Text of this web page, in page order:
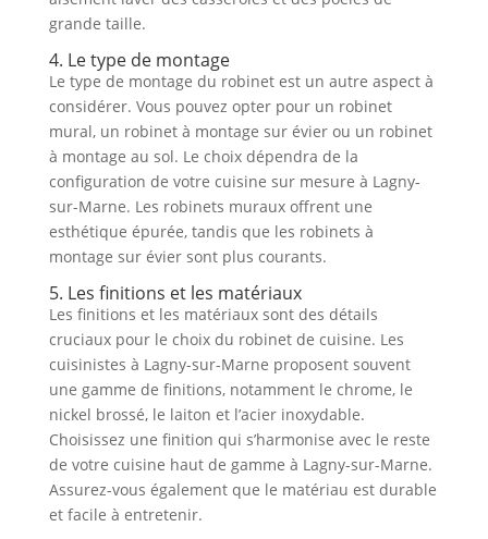
grande taille.
4. Le type de montage
Le type de montage du robinet est un autre aspect à
considérer. Vous pouvez opter pour un robinet
mural, un robinet à montage sur évier ou un robinet
à montage au sol. Le choix dépendra de la
configuration de votre cuisine sur mesure à Lagny-
sur-Marne. Les robinets muraux offrent une
esthétique épurée, tandis que les robinets à
montage sur évier sont plus courants.
5. Les finitions et les matériaux
Les finitions et les matériaux sont des détails
cruciaux pour le choix du robinet de cuisine. Les
cuisinistes à Lagny-sur-Marne proposent souvent
une gamme de finitions, notamment le chrome, le
nickel brossé, le laiton et l’acier inoxydable.
Choisissez une finition qui s’harmonise avec le reste
de votre cuisine haut de gamme à Lagny-sur-Marne.
Assurez-vous également que le matériau est durable
et facile à entretenir.